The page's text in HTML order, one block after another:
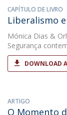
CAPÍTULO DE LIVRO
Liberalismo
Mónica Dias &
Segurança
DOWNLOAD
ARTIGO
O Momento